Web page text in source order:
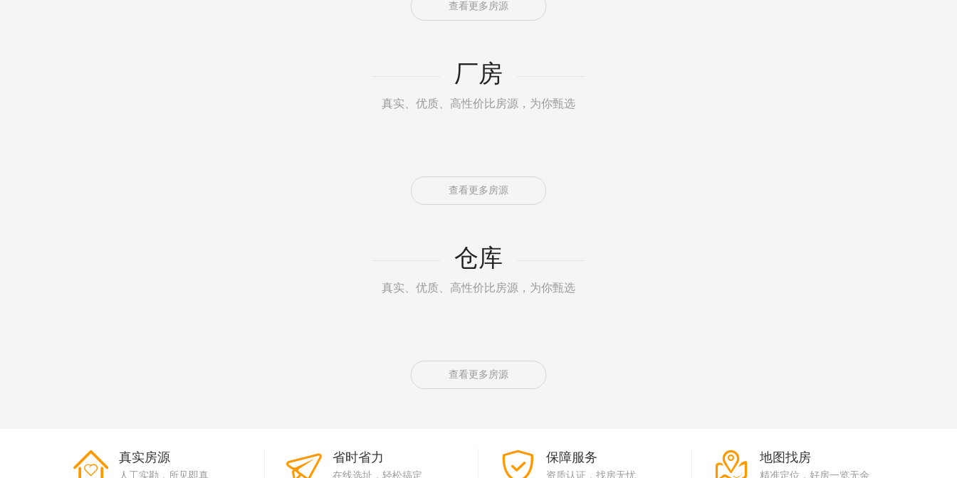
查看更多房源
厂房
真实、优质、高性价比房源，为你甄选
查看更多房源
仓库
真实、优质、高性价比房源，为你甄选
查看更多房源
真实房源
人工实勘，所见即真
省时省力
在线选址，轻松搞定
保障服务
资质认证，找房无忧
地图找房
精准定位，好房一览无余